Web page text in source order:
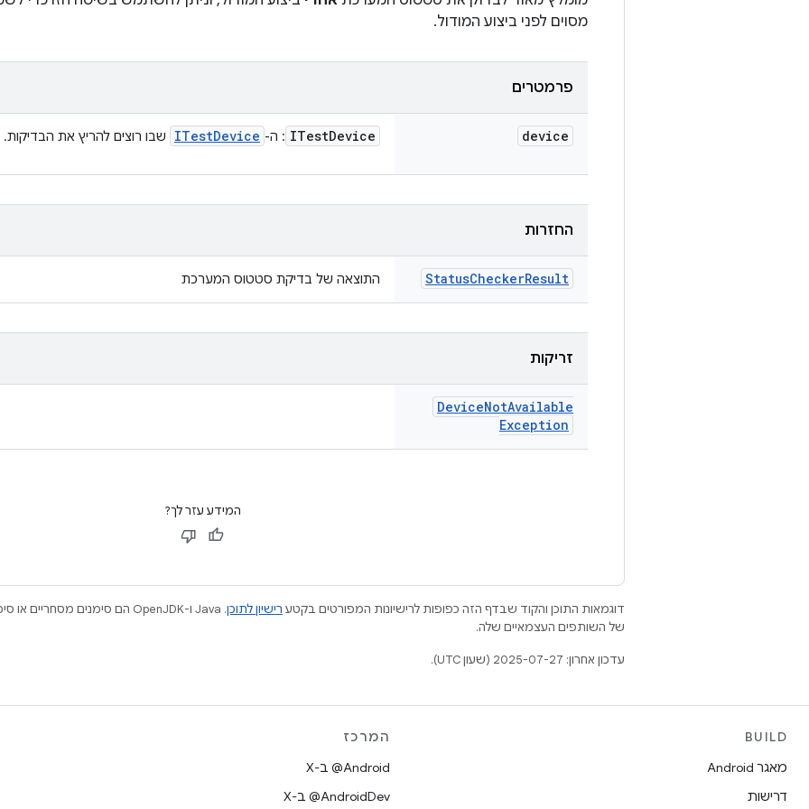
מסוים לפני ביצוע המודול.
פרמטרים
device
ITestDevice : ה- ITestDevice שבו רוצים להריץ את הבדיקות.
החזרות
StatusCheckerResult התוצאה של בדיקת סטטוס המערכת
זריקות
DeviceNotAvailable
Exception
המידע עזר לך?
דוגמאות התוכן והקוד שבדף הזה כפופות לרישיונות המפורטים בקטע רישיון לתוכן
של השותפים העצמאיים שלה.
עדכון אחרון: 2025-07-27 (שעון UTC).
BUILD
מאגר Android
דרישות
המרכז
‫‎@Android ב-X
‫‎@AndroidDev ב-X